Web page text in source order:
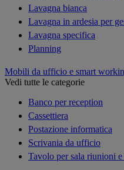
Lavagna bianca
Lavagna in ardesia per
Lavagna specifica
Planning
Mobili da ufficio e smart
Vedi tutte le categorie
Banco per reception
Cassettiera
Postazione informatica
Scrivania da ufficio
Tavolo per sala riunioni e